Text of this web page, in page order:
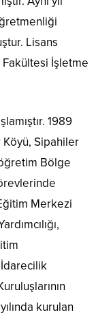
Lisans
İşletme
1989
Köyü, Sipahiler
Bölge
Merkezi
kurulan